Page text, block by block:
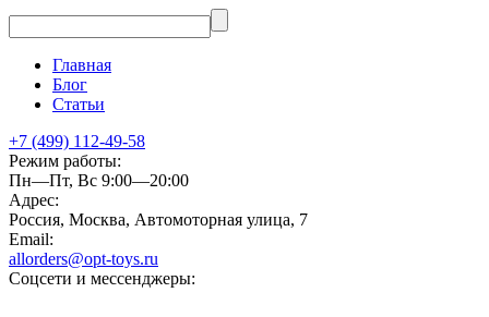
Главная
Блог
Статьи
+7 (499) 112-49-58
Режим работы:
Пн—Пт, Вс 9:00—20:00
Адрес:
Россия, Москва, Автомоторная улица, 7
Email:
allorders@opt-toys.ru
Соцсети и мессенджеры: